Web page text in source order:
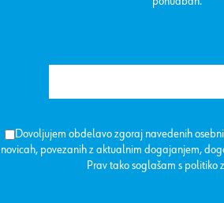
Dovoljujem obdelavo zgoraj navedenih
novicah, povezanih z aktualnim dogajanjem,
Prav tako soglašam s politiko